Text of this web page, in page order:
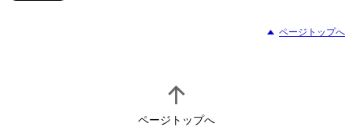
ページトップへ
ページトップへ